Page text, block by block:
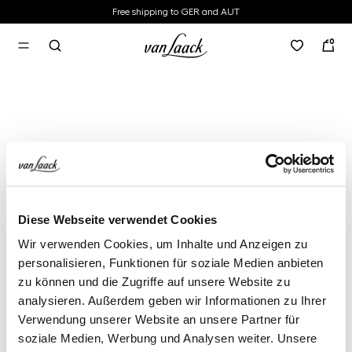
Diese Webseite verwendet Cookies
Wir verwenden Cookies, um Inhalte und Anzeigen zu
personalisieren, Funktionen für soziale Medien anbieten
zu können und die Zugriffe auf unsere Website zu
analysieren. Außerdem geben wir Informationen zu Ihrer
Verwendung unserer Website an unsere Partner für
soziale Medien, Werbung und Analysen weiter. Unsere
Free shipping to GER and AUT
0